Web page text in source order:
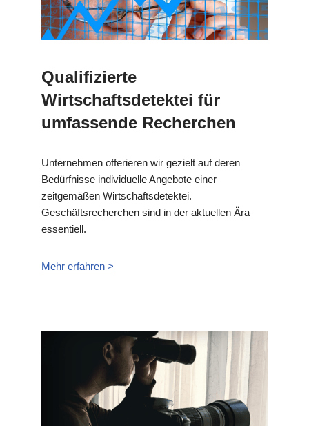
Qualifizierte
Wirtschaftsdetektei für
umfassende Recherchen
Unternehmen offerieren wir gezielt auf deren
Bedürfnisse individuelle Angebote einer
zeitgemäßen Wirtschaftsdetektei.
Geschäftsrecherchen sind in der aktuellen Ära
essentiell.
Mehr erfahren >